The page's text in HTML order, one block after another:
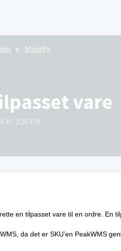
Shopify
vare
kl. 3:26 PM
en tilpasset vare til en ordre. En
da det er SKU’en PeakWMS